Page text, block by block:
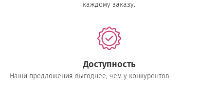
каждому заказу.
Доступность
Наши предложения выгоднее, чем у конкурентов.